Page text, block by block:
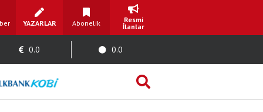
YAZARLAR Abonelik
Resmi
İlanlar
0.0 0.0